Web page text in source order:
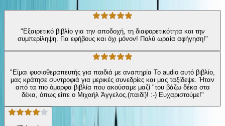
"Εξαιρετικό βιβλίο για την αποδοχή, τη διαφορετικότητα και την
συμπερίληψη. Για εφήβους και όχι μόνον! Πολύ ωραία αφήγηση!"
"Είμαι φυσιοθεραπευτής για παιδιά με αναπηρία Το audio αυτό βιβλίο,
μας κράτησε συντροφιά για μερικές συνεδρίες και μας ταξίδεψε. Ήταν
από τα πιο όμορφα βιβλία που ακούσαμε μαζί "του βάζω δέκα στα
δέκα, όπως είπε ο Μιχαήλ Άγγελος.(παιδί)! :-) Ευχαριστούμε!"